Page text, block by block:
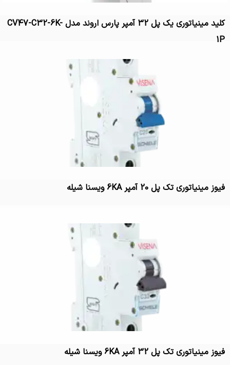
کلید مینیاتوری یک پل 32 آمپر پارس اروند مدل CV47-C32-6K-
1P
فیوز مینیاتوری تک پل 20 آمپر 6KA ویسنا شیله
فیوز مینیاتوری تک پل 32 آمپر 6KA ویسنا شیله